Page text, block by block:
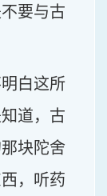
要与古
白这所
道，古
块陀舍
，听药